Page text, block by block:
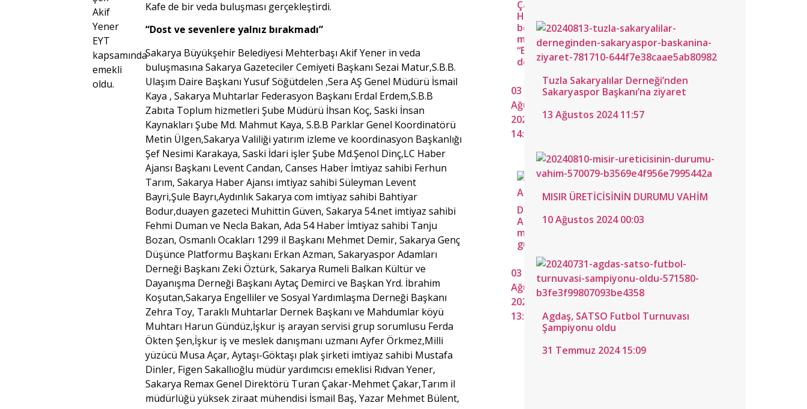
Akif
Yener
EYT
kapsamında
emekli
oldu.
Kafe de bir veda buluşması gerçekleştirdi.
“Dost ve sevenlere yalnız bırakmadı”
Sakarya Büyükşehir Belediyesi Mehterbaşı Akif Yener in veda
buluşmasına Sakarya Gazeteciler Cemiyeti Başkanı Sezai Matur,S.B.B.
Ulaşım Daire Başkanı Yusuf Söğütdelen ,Sera AŞ Genel Müdürü İsmail
Kaya , Sakarya Muhtarlar Federasyon Başkanı Erdal Erdem,S.B.B
Zabıta Toplum hizmetleri Şube Müdürü İhsan Koç, Saski İnsan
Kaynakları Şube Md. Mahmut Kaya, S.B.B Parklar Genel Koordinatörü
Metin Ülgen,Sakarya Valiliği yatırım izleme ve koordinasyon Başkanlığı
Şef Nesimi Karakaya, Saski İdari işler Şube Md.Şenol Dinç,LC Haber
Ajansı Başkanı Levent Candan, Canses Haber İmtiyaz sahibi Ferhun
Tarım, Sakarya Haber Ajansı imtiyaz sahibi Süleyman Levent
Bayri,Şule Bayrı,Aydınlık Sakarya com imtiyaz sahibi Bahtiyar
Bodur,duayen gazeteci Muhittin Güven, Sakarya 54.net imtiyaz sahibi
Fehmi Duman ve Necla Bakan, Ada 54 Haber İmtiyaz sahibi Tanju
Bozan, Osmanlı Ocakları 1299 il Başkanı Mehmet Demir, Sakarya Genç
Düşünce Platformu Başkanı Erkan Azman, Sakaryaspor Adamları
Derneği Başkanı Zeki Öztürk, Sakarya Rumeli Balkan Kültür ve
Dayanışma Derneği Başkanı Aytaç Demirci ve Başkan Yrd. İbrahim
Koşutan,Sakarya Engelliler ve Sosyal Yardımlaşma Derneği Başkanı
Zehra Toy, Taraklı Muhtarlar Dernek Başkanı ve Mahdumlar köyü
Muhtarı Harun Gündüz,İşkur iş arayan servisi grup sorumlusu Ferda
Ökten Şen,İşkur iş ve meslek danışmanı uzmanı Ayfer Örkmez,Milli
yüzücü Musa Açar, Aytaşı-Göktaşı plak şirketi imtiyaz sahibi Mustafa
Dinler, Figen Sakallıoğlu müdür yardımcısı emeklisi Rıdvan Yener,
Sakarya Remax Genel Direktörü Turan Çakar-Mehmet Çakar,Tarım il
müdürlüğü yüksek ziraat mühendisi İsmail Baş, Yazar Mehmet Bülent,
Çağatay
Han ömür
boyu
mutluluğa
“Evet”
dedi
03
Ağustos
2026
14:40
Demetoğlu
Ailesinin
mutlu
günü
03
Ağustos
2026
13:46
Tuzla Sakaryalılar Derneği’nden
Sakaryaspor Başkanı’na ziyaret
13 Ağustos 2024 11:57
MISIR ÜRETİCİSİNİN DURUMU VAHİM
10 Ağustos 2024 00:03
Agdaş, SATSO Futbol Turnuvası
Şampiyonu oldu
31 Temmuz 2024 15:09